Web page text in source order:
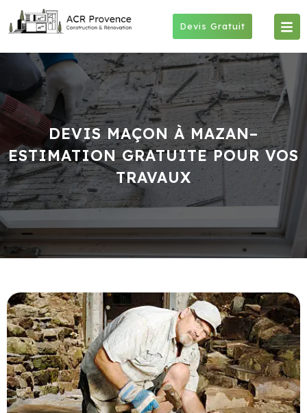
Devis Gratuit
DEVIS MAÇON À MAZAN–
ESTIMATION GRATUITE POUR VOS
TRAVAUX